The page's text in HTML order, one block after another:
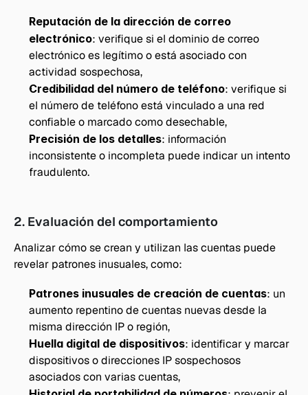
Reputación de la dirección de correo
electrónico: verifique si el dominio de correo
electrónico es legítimo o está asociado con
actividad sospechosa,
Credibilidad del número de teléfono: verifique si
el número de teléfono está vinculado a una red
confiable o marcado como desechable,
Precisión de los detalles: información
inconsistente o incompleta puede indicar un intento
fraudulento.
2. Evaluación del comportamiento
Analizar cómo se crean y utilizan las cuentas puede
revelar patrones inusuales, como:
Patrones inusuales de creación de cuentas: un
aumento repentino de cuentas nuevas desde la
misma dirección IP o región,
Huella digital de dispositivos: identificar y marcar
dispositivos o direcciones IP sospechosos
asociados con varias cuentas,